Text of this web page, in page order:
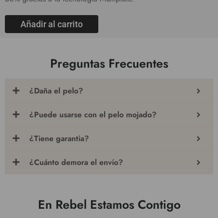
Añadir al carrito
Preguntas Frecuentes
¿Daña el pelo?
¿Puede usarse con el pelo mojado?
¿Tiene garantia?
¿Cuánto demora el envío?
En Rebel Estamos Contigo